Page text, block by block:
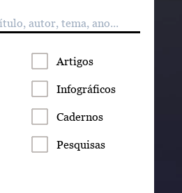
Artigos
Infográficos
Cadernos
Pesquisas